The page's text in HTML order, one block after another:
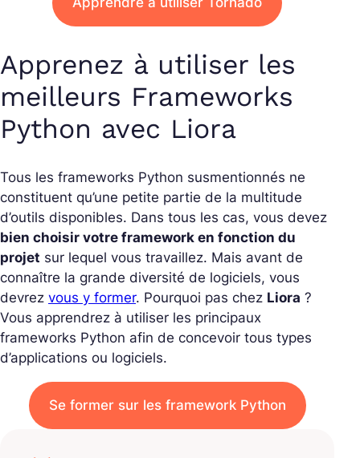
Apprenez à utiliser les
meilleurs Frameworks
Python avec Liora
Tous les frameworks Python susmentionnés ne
constituent qu’une petite partie de la multitude
d’outils disponibles. Dans tous les cas, vous devez
bien choisir votre framework en fonction du
projet sur lequel vous travaillez. Mais avant de
connaître la grande diversité de logiciels, vous
devrez vous y former. Pourquoi pas chez Liora ?
Vous apprendrez à utiliser les principaux
frameworks Python afin de concevoir tous types
d’applications ou logiciels.
Se former sur les framework Python